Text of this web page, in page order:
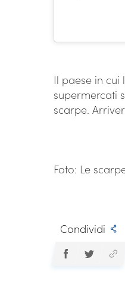
Il paese in
supermercati
scarpe.
Foto: Le
Condividi